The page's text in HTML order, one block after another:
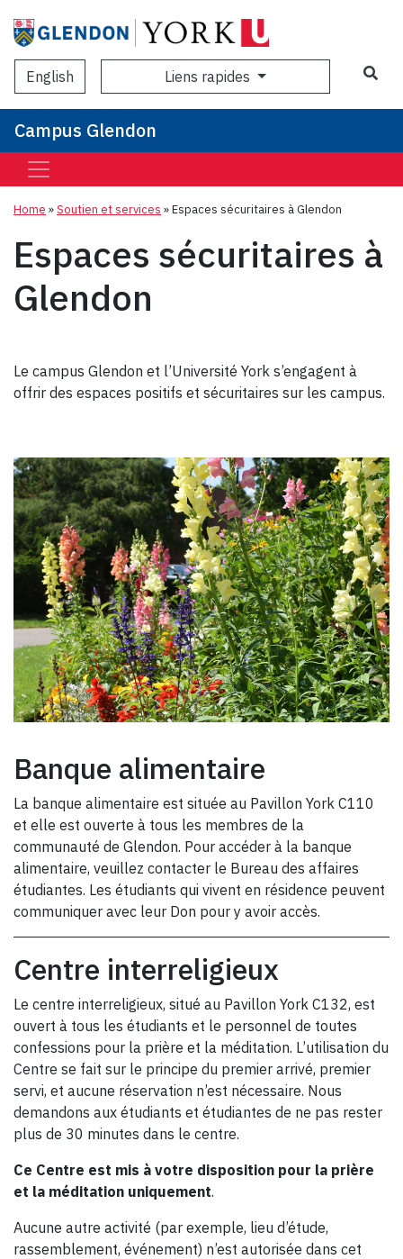
English Liens rapides
Campus Glendon
Home »Soutien et services »Espaces sécuritaires à Glendon
Espaces sécuritaires à
Glendon
Le campus Glendon et l’Université York s’engagent à
offrir des espaces positifs et sécuritaires sur les campus.
Banque alimentaire
La banque alimentaire est située au Pavillon York C110
et elle est ouverte à tous les membres de la
communauté de Glendon. Pour accéder à la banque
alimentaire, veuillez contacter le Bureau des affaires
étudiantes. Les étudiants qui vivent en résidence peuvent
communiquer avec leur Don pour y avoir accès.
Centre interreligieux
Le centre interreligieux, situé au Pavillon York C132, est
ouvert à tous les étudiants et le personnel de toutes
confessions pour la prière et la méditation. L’utilisation du
Centre se fait sur le principe du premier arrivé, premier
servi, et aucune réservation n’est nécessaire. Nous
demandons aux étudiants et étudiantes de ne pas rester
plus de 30 minutes dans le centre.
Ce Centre est mis à votre disposition pour la prière
et la méditation uniquement.
Aucune autre activité (par exemple, lieu d’étude,
rassemblement, événement) n’est autorisée dans cet